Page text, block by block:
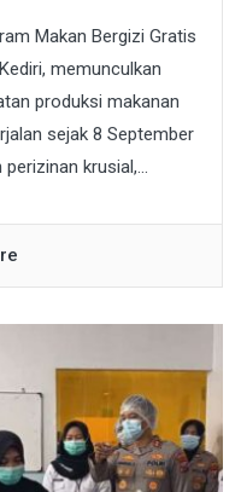
Makan Bergizi Gratis
memunculkan
produksi makanan
sejak 8 September
krusial,...